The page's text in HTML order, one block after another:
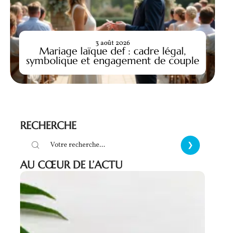
Mariage laïque def : cadre légal,
symbolique et engagement de couple
3 août 2026
RECHERCHE
AU CŒUR DE L’ACTU